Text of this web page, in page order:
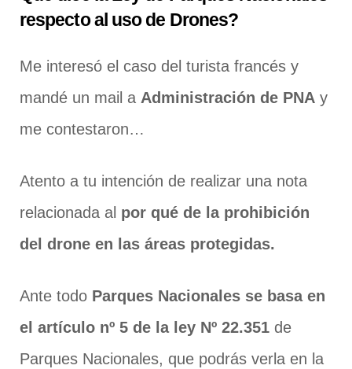
respecto al uso de Drones?
Me interesó el caso del turista francés y
mandé un mail a Administración de PNA y
me contestaron…
Atento a tu intención de realizar una nota
relacionada al por qué de la prohibición
del drone en las áreas protegidas.
Ante todo Parques Nacionales se basa en
el artículo nº 5 de la ley Nº 22.351 de
Parques Nacionales, que podrás verla en la